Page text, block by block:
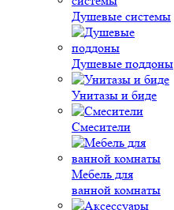
Душевые системы
Душевые поддоны
Унитазы и биде
Смесители
Мебель для
ванной комнаты